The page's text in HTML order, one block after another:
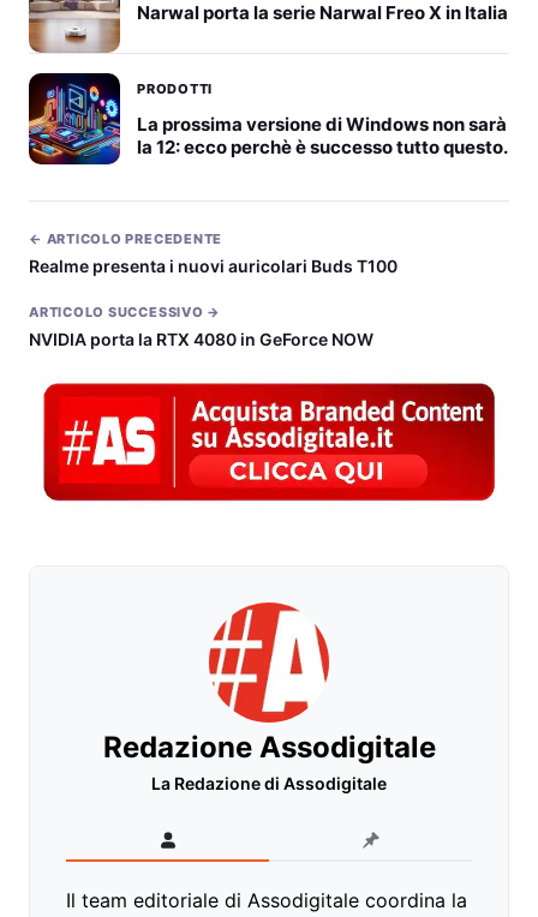
Narwal porta la serie Narwal Freo X in Italia
PRODOTTI
La prossima versione di Windows non sarà
la 12: ecco perchè è successo tutto questo.
← ARTICOLO PRECEDENTE
Realme presenta i nuovi auricolari Buds T100
ARTICOLO SUCCESSIVO →
NVIDIA porta la RTX 4080 in GeForce NOW
Redazione Assodigitale
La Redazione di Assodigitale
Il team editoriale di Assodigitale coordina la